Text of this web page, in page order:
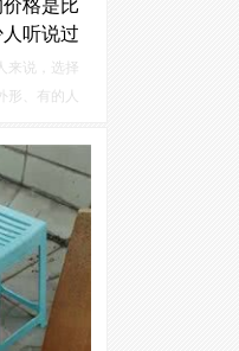
格是比
听说过
来说，选择
形、有的人
，比较聪
对便宜的，